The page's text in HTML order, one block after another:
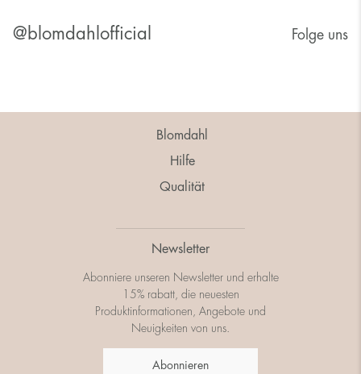
@blomdahlofficial Folge uns
Blomdahl
Hilfe
Qualität
Newsletter
Abonniere unseren Newsletter und erhalte
15% rabatt, die neuesten
Produktinformationen, Angebote und
Neuigkeiten von uns.
Abonnieren